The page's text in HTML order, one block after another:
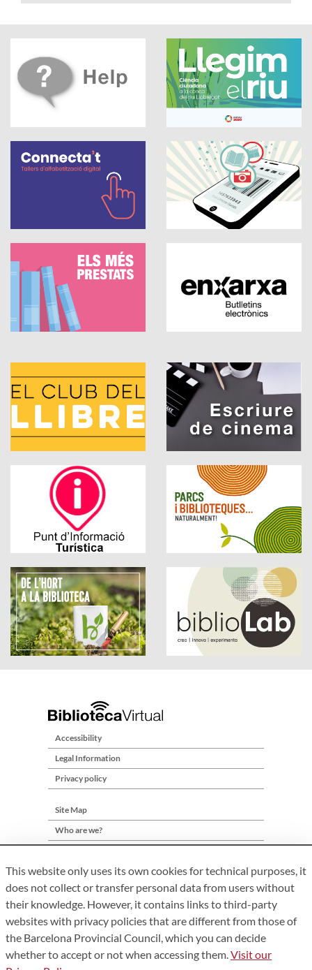
Accessibility
Legal Information
Privacy policy
Site Map
Who are we?
This website only uses its own cookies for technical purposes, it
does not collect or transfer personal data from users without
their knowledge. However, it contains links to third-party
websites with privacy policies that are different from those of
the Barcelona Provincial Council, which you can decide
whether to accept or not when accessing them.Visit our